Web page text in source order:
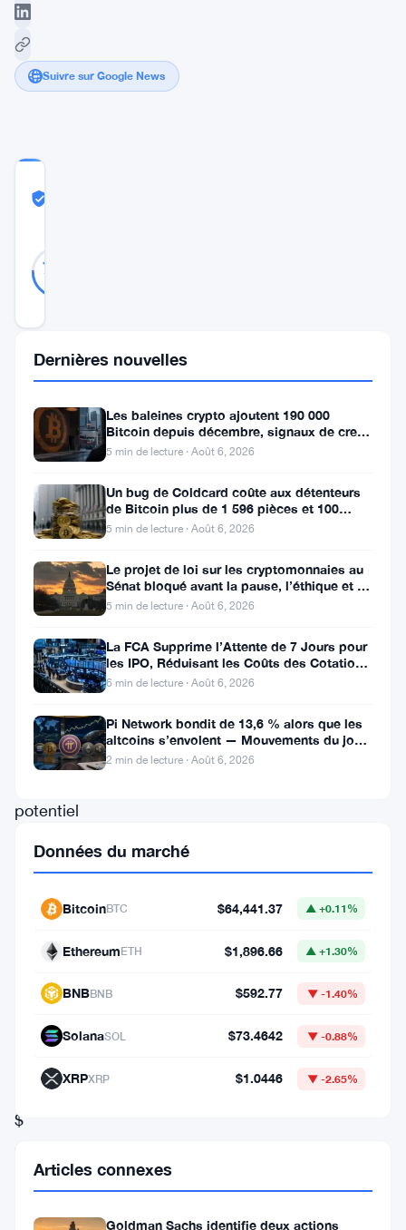
Suivre sur Google News
75
Geojam
Token
s’est
une
niche
promet
non
seulement
durabilité
mais
aussi
potentiel
explosive
significatif.
Actuellement
accessible
0,00407
$
faisant
Dernières nouvelles
Les baleines crypto ajoutent 190 000
Bitcoin depuis décembre, signaux de creux
du marché baissier s’accumulent
5 min de lecture · Août 6, 2026
Un bug de Coldcard coûte aux détenteurs
de Bitcoin plus de 1 596 pièces et 100
millions de dollars
5 min de lecture · Août 6, 2026
Le projet de loi sur les cryptomonnaies au
Sénat bloqué avant la pause, l’éthique et le
FBI s’opposent
5 min de lecture · Août 6, 2026
La FCA Supprime l’Attente de 7 Jours pour
les IPO, Réduisant les Coûts des Cotations
au Royaume-Uni
6 min de lecture · Août 6, 2026
Pi Network bondit de 13,6 % alors que les
altcoins s’envolent — Mouvements du jour
6 août
2 min de lecture · Août 6, 2026
Données du marché
BitcoinBTC $64,441.37 ▲ +0.11%
EthereumETH $1,896.66 ▲ +1.30%
BNBBNB $592.77 ▼ -1.40%
SolanaSOL $73.4642 ▼ -0.88%
XRPXRP $1.0446 ▼ -2.65%
Articles connexes
Goldman Sachs identifie deux actions